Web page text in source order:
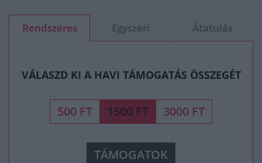
Rendszeres Egyszeri Átatulás
VÁLASZD KI A HAVI TÁMOGATÁS ÖSSZEGÉT
500 FT 1500 FT 3000 FT
TÁMOGATOK